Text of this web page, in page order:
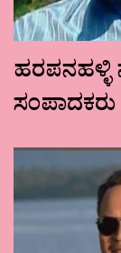
ಹರಪನಹಳ್ಳಿ
ಸಂಪಾದಕರು